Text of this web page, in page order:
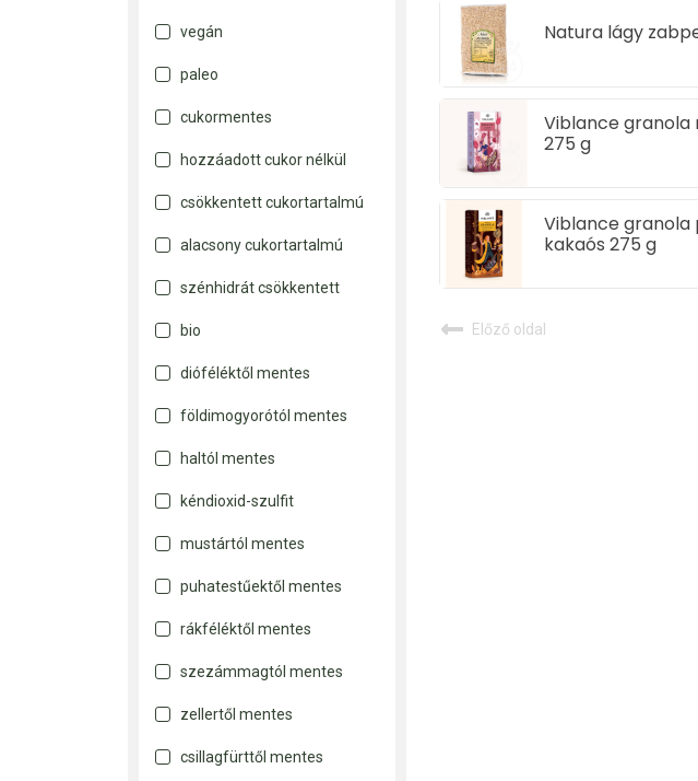
Natura lágy
Viblance granola
275 g
Viblance granola
kakaós 275 g
Előző oldal
Natur tanya
Natura
Natural
Oligolife
Pure Platinum Power
Semix
Szafi Fitt
Viblance
Vitalia
vegán
paleo
cukormentes
hozzáadott cukor nélkül
csökkentett cukortartalmú
alacsony cukortartalmú
szénhidrát csökkentett
bio
dióféléktől mentes
földimogyorótól mentes
haltól mentes
kéndioxid-szulfit
mustártól mentes
puhatestűektől mentes
rákféléktől mentes
szezámmagtól mentes
zellertől mentes
csillagfürttől mentes